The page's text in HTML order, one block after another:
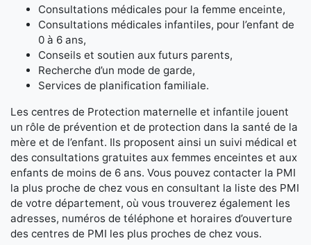
Consultations médicales pour la femme enceinte,
Consultations médicales infantiles, pour l’enfant de
0 à 6 ans,
Conseils et soutien aux futurs parents,
Recherche d’un mode de garde,
Services de planification familiale.
Les centres de Protection maternelle et infantile jouent
un rôle de prévention et de protection dans la santé de la
mère et de l’enfant. Ils proposent ainsi un suivi médical et
des consultations gratuites aux femmes enceintes et aux
enfants de moins de 6 ans. Vous pouvez contacter la PMI
la plus proche de chez vous en consultant la liste des PMI
de votre département, où vous trouverez également les
adresses, numéros de téléphone et horaires d’ouverture
des centres de PMI les plus proches de chez vous.